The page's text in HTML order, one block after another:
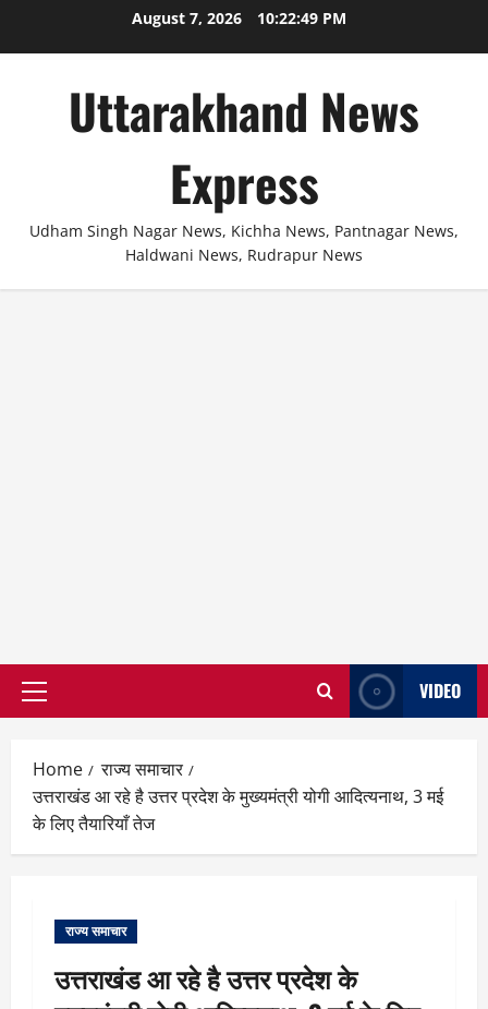
August 7, 2026 10:22:49 PM
Uttarakhand News
Express
Udham Singh Nagar News, Kichha News, Pantnagar News,
Haldwani News, Rudrapur News
Primary
VIDEO
Home
राज्य समाचार
उत्तराखंड आ रहे है उत्तर प्रदेश के मुख्यमंत्री योगी आदित्यनाथ, 3 मई
के लिए तैयारियाँ तेज
राज्य समाचार
उत्तराखंड आ रहे है उत्तर प्रदेश के